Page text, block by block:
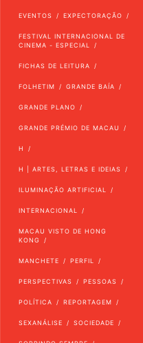
EVENTOS EXPECTORAÇÃO
FESTIVAL INTERNACIONAL DE
CINEMA - ESPECIAL
FICHAS DE LEITURA
FOLHETIM GRANDE BAÍA
GRANDE PLANO
GRANDE PRÉMIO DE MACAU
H
H | ARTES, LETRAS E IDEIAS
ILUMINAÇÃO ARTIFICIAL
INTERNACIONAL
MACAU VISTO DE HONG
KONG
MANCHETE PERFIL
PERSPECTIVAS PESSOAS
POLÍTICA REPORTAGEM
SEXANÁLISE SOCIEDADE